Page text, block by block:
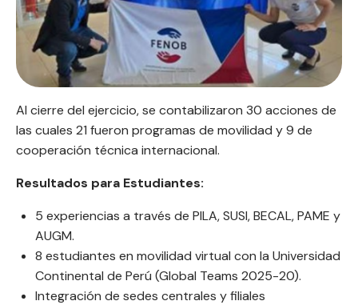
Al cierre del ejercicio, se contabilizaron 30 acciones de
las cuales 21 fueron programas de movilidad y 9 de
cooperación técnica internacional.
Resultados para Estudiantes:
5 experiencias a través de PILA, SUSI, BECAL, PAME y
AUGM.
8 estudiantes en movilidad virtual con la Universidad
Continental de Perú (Global Teams 2025-20).
Integración de sedes centrales y filiales